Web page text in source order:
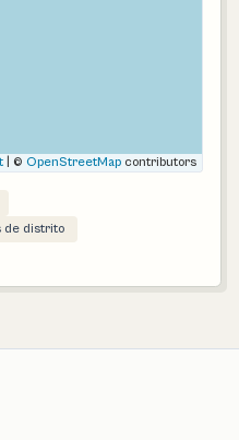
© OpenStreetMap contributors
de distrito